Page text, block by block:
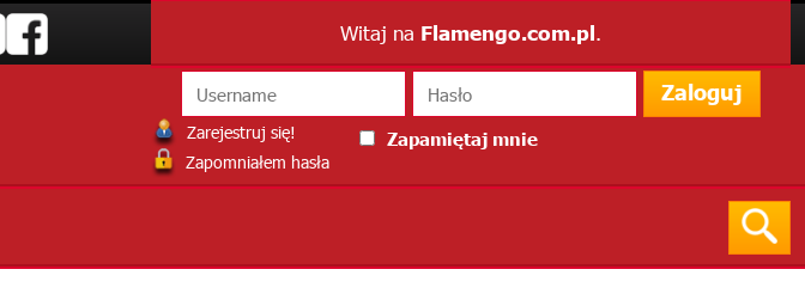
Witaj na Flamengo.com.pl.
Zaloguj
Zarejestruj się!
Zapomniałem hasła
Zapamiętaj mnie